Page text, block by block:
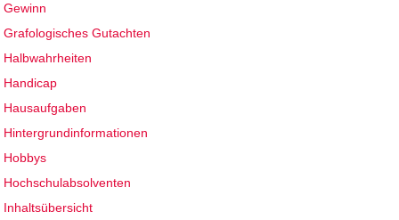
Gewinn
Grafologisches Gutachten
Halbwahrheiten
Handicap
Hausaufgaben
Hintergrundinformationen
Hobbys
Hochschulabsolventen
Inhaltsübersicht